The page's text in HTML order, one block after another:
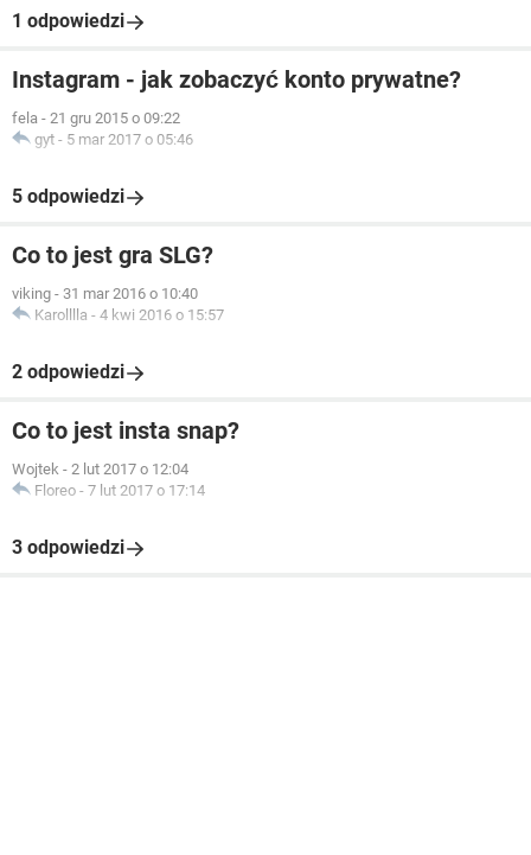
1 odpowiedzi
Instagram - jak zobaczyć konto prywatne?
fela - 21 gru 2015 o 09:22
gyt - 5 mar 2017 o 05:46
5 odpowiedzi
Co to jest gra SLG?
viking - 31 mar 2016 o 10:40
Karolllla - 4 kwi 2016 o 15:57
2 odpowiedzi
Co to jest insta snap?
Wojtek - 2 lut 2017 o 12:04
Floreo - 7 lut 2017 o 17:14
3 odpowiedzi